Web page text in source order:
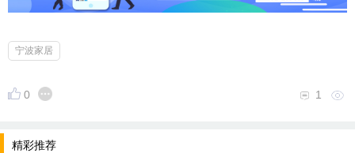
宁波家居
0 1
精彩推荐